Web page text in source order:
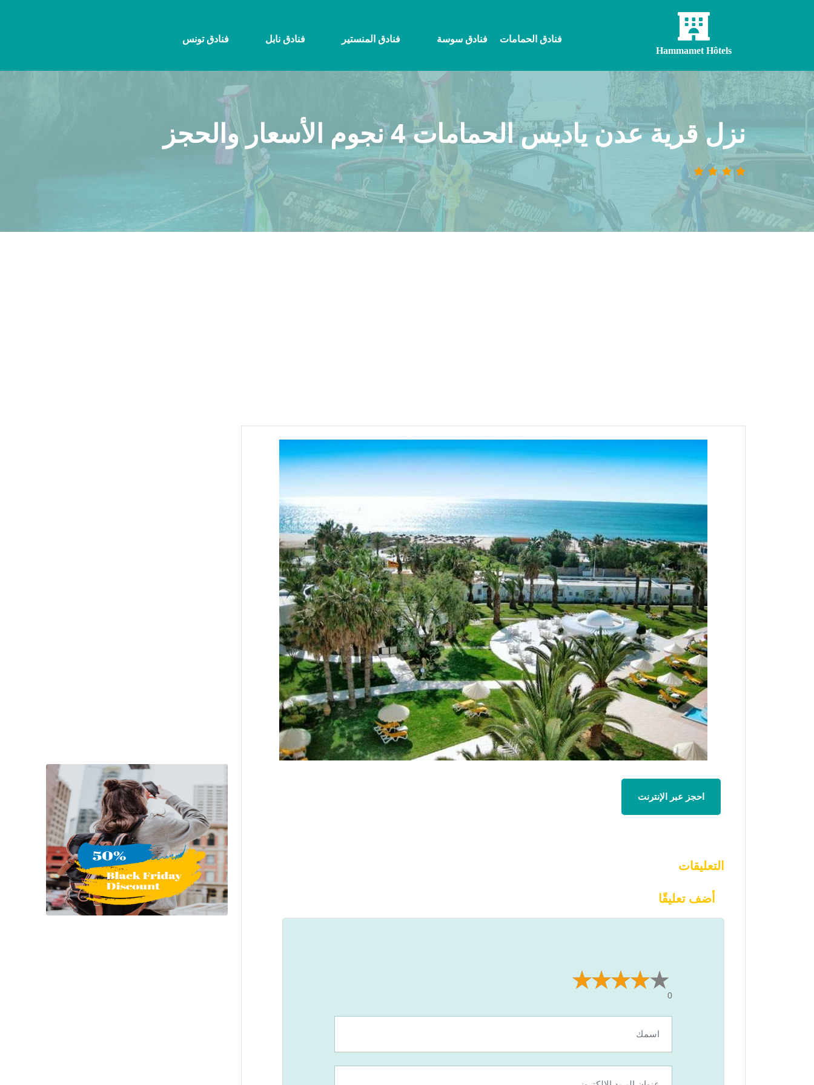
Hammamet Hôtels
فنادق الحمامات فنادق سوسة فنادق المنستير فنادق نابل فنادق تونس
نزل قرية عدن ياديس الحمامات 4 نجوم الأسعار والحجز
احجز عبر الإنترنت
التعليقات
أضف تعليقًا
0